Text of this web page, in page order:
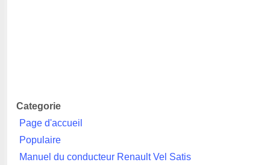
Categorie
Page d'accueil
Populaire
Manuel du conducteur Renault Vel Satis